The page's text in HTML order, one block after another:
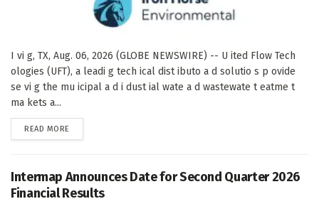
I vi g, TX, Aug. 06, 2026 (GLOBE NEWSWIRE) -- U ited Flow Tech
ologies (UFT), a leadi g tech ical dist ibuto a d solutio s p ovide
se vi g the mu icipal a d i dust ial wate a d wastewate t eatme t
ma kets a...
READ MORE
Intermap Announces Date for Second Quarter 2026
Financial Results